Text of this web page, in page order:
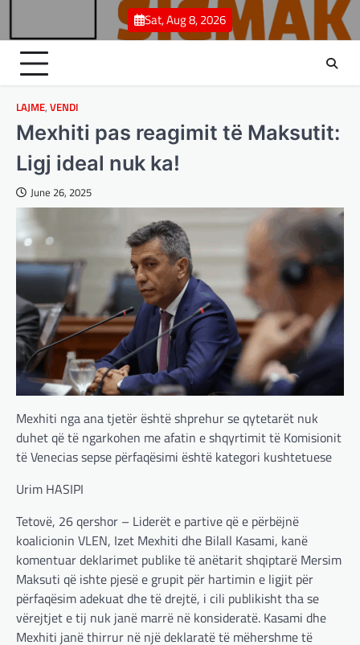
content
Sat, Aug 8, 2026
LAJME, VENDI
Mexhiti pas reagimit të Maksutit:
Ligj ideal nuk ka!
June 26, 2025
Mexhiti nga ana tjetër është shprehur se qytetarët nuk
duhet që të ngarkohen me afatin e shqyrtimit të Komisionit
të Venecias sepse përfaqësimi është kategori kushtetuese
Urim HASIPI
Tetovë, 26 qershor – Liderët e partive që e përbëjnë
koalicionin VLEN, Izet Mexhiti dhe Bilall Kasami, kanë
komentuar deklarimet publike të anëtarit shqiptarë Mersim
Maksuti që ishte pjesë e grupit për hartimin e ligjit për
përfaqësim adekuat dhe të drejtë, i cili publikisht tha se
vërejtjet e tij nuk janë marrë në konsideratë. Kasami dhe
Mexhiti janë thirrur në një deklaratë të mëhershme të